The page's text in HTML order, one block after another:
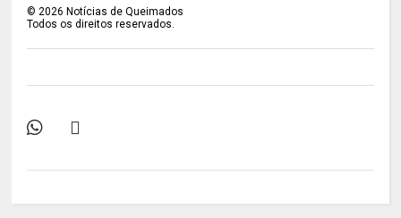
© 2026 Notícias de Queimados
Todos os direitos reservados.